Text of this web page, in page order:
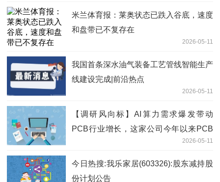
米兰体育报：莱奥状态已跌入谷底，速度
和盘带已不复存在
2026-05-11
我国首条深水油气装备工艺管线智能生产
线建设完成|前沿热点
2026-05-11
【调研风向标】AI算力需求爆发带动
PCB行业增长，这家公司今年以来PCB
2026-05-11
今日热搜:我乐家居(603326):股东减持股
份计划公告